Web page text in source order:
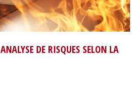
DE RISQUES SELON LA